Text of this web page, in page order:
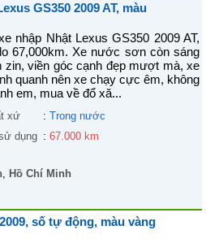
GS350 2009 AT, màu
nhập Nhật Lexus GS350 2009 AT,
67,000km. Xe nước sơn còn sáng
zin, viền góc cạnh đẹp mượt mà, xe
quanh nên xe chạy cực êm, không
em, mua về đổ xă...
xứ : Trong nước
dụng : 67.000 km
, Hồ Chí Minh
số tự động, màu vàng